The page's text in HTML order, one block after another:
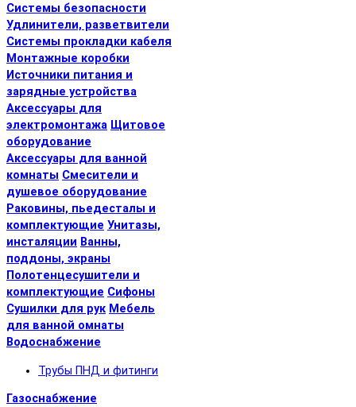
Системы безопасности
Удлинители, разветвители
Системы прокладки кабеля
Монтажные коробки
Источники питания и
зарядные устройства
Аксессуары для
электромонтажа Щитовое
оборудование
Аксессуары для ванной
комнаты Смесители и
душевое оборудование
Раковины, пьедесталы и
комплектующие Унитазы,
инсталяции Ванны,
поддоны, экраны
Полотенцесушители и
комплектующие Сифоны
Сушилки для рук Мебель
для ванной омнаты
Водоснабжение
Трубы ПНД и фитинги
Газоснабжение